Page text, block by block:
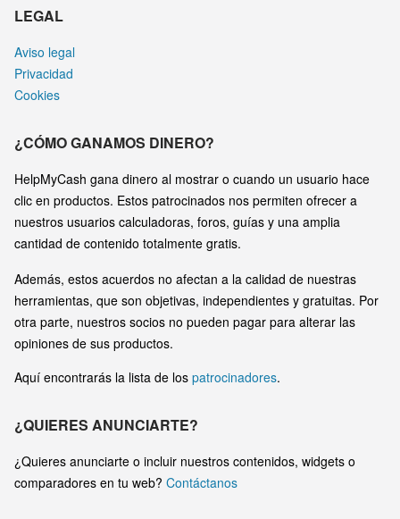
LEGAL
Aviso legal
Privacidad
Cookies
¿CÓMO GANAMOS DINERO?
HelpMyCash gana dinero al mostrar o cuando un usuario hace
clic en productos. Estos patrocinados nos permiten ofrecer a
nuestros usuarios calculadoras, foros, guías y una amplia
cantidad de contenido totalmente gratis.
Además, estos acuerdos no afectan a la calidad de nuestras
herramientas, que son objetivas, independientes y gratuitas. Por
otra parte, nuestros socios no pueden pagar para alterar las
opiniones de sus productos.
Aquí encontrarás la lista de los patrocinadores.
¿QUIERES ANUNCIARTE?
¿Quieres anunciarte o incluir nuestros contenidos, widgets o
comparadores en tu web? Contáctanos